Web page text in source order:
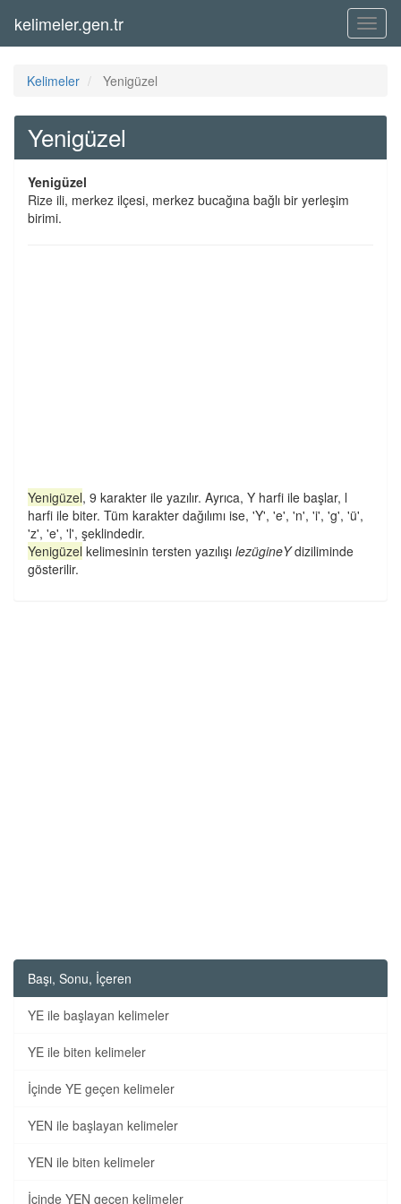
Menü
kelimeler.gen.tr
Kelimeler Yenigüzel
Yenigüzel
Yenigüzel
Rize ili, merkez ilçesi, merkez bucağına bağlı bir yerleşim
birimi.
Yenigüzel, 9 karakter ile yazılır. Ayrıca, Y harfi ile başlar, l
harfi ile biter. Tüm karakter dağılımı ise, 'Y', 'e', 'n', 'i', 'g', 'ü',
'z', 'e', 'l', şeklindedir.
Yenigüzel kelimesinin tersten yazılışı lezügineYdiziliminde
gösterilir.
Başı, Sonu, İçeren
YE ile başlayan kelimeler
YE ile biten kelimeler
İçinde YE geçen kelimeler
YEN ile başlayan kelimeler
YEN ile biten kelimeler
İçinde YEN geçen kelimeler